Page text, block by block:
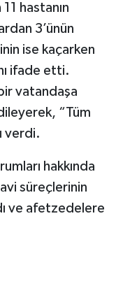
hastanın
3’ünün
ise kaçarken
ifade etti.
vatandaşa
“Tüm
verdi.
hakkında
süreçlerinin
ve afetzedelere